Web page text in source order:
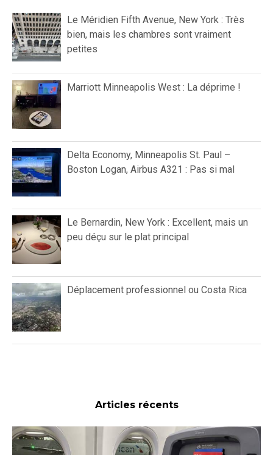
Le Méridien Fifth Avenue, New York : Très
bien, mais les chambres sont vraiment
petites
Marriott Minneapolis West : La déprime !
Delta Economy, Minneapolis St. Paul –
Boston Logan, Airbus A321 : Pas si mal
Le Bernardin, New York : Excellent, mais un
peu déçu sur le plat principal
Déplacement professionnel ou Costa Rica
Articles récents